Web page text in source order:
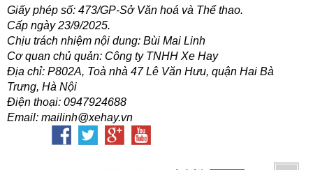
Giấy phép số: 473/GP-Sở Văn hoá và Thể thao.
Cấp ngày 23/9/2025.
Chịu trách nhiệm nội dung: Bùi Mai Linh
Cơ quan chủ quản: Công ty TNHH Xe Hay
Địa chỉ: P802A, Toà nhà 47 Lê Văn Hưu, quận Hai Bà
Trưng, Hà Nội
Điện thoại: 0947924688
Email: mailinh@xehay.vn